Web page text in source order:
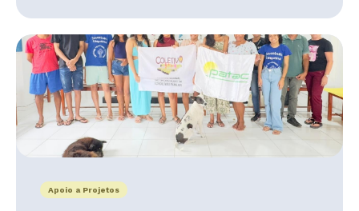
Apoio a Projetos